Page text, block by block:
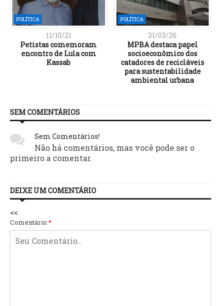
POLÍTICA
11/10/21
Petistas comemoram
encontro de Lula com
Kassab
POLÍTICA
31/03/26
MPBA destaca papel
socioeconômico dos
catadores de recicláveis
para sustentabilidade
ambiental urbana
SEM COMENTÁRIOS
Sem Comentários!
Não há comentários, mas você pode ser o
primeiro a comentar.
DEIXE UM COMENTÁRIO
<<
Comentário:*